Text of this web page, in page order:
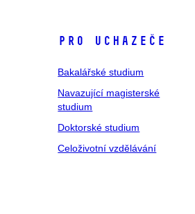
Pro uchazeče
Bakalářské studium
Navazující magisterské
studium
Doktorské studium
Celoživotní vzdělávání